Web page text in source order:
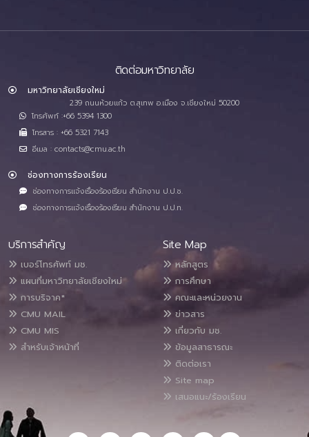
ติดต่อมหาวิทยาลัย
มหาวิทยาลัยเชียงใหม่
239 ถนนห้วยแก้ว ต.สุเทพ อ.เมือง จ.เชียงใหม่ 50200
โทรศัพท์ :+66 5394 1300
โทรสาร : +66 5321 7143
อีเมล : contacts@cmu.ac.th
ช่องทางการร้องเรียน
ช่องทางการแจ้งเรื่องร้องเรียน สำนักงาน ป.ป.ช.
ช่องทางการแจ้งเรื่องร้องเรียน สำนักงาน ป.ป.ท.
บริการสำคัญ
เบอร์โทรศัพท์ มช.
แผนที่มหาวิทยาลัยเชียงใหม่
การบริจาค*
CMU MAIL
CMU MIS
สำหรับเจ้าหน้าที่
Site Map
หลักสูตร
การศึกษา
คณะและหน่วยงาน
ข่าวสาร
เกี่ยวกับ มช.
ข้อมูลสาธารณะ
ติดต่อเรา
Site map
เสนอแนะ/ร้องเรียน